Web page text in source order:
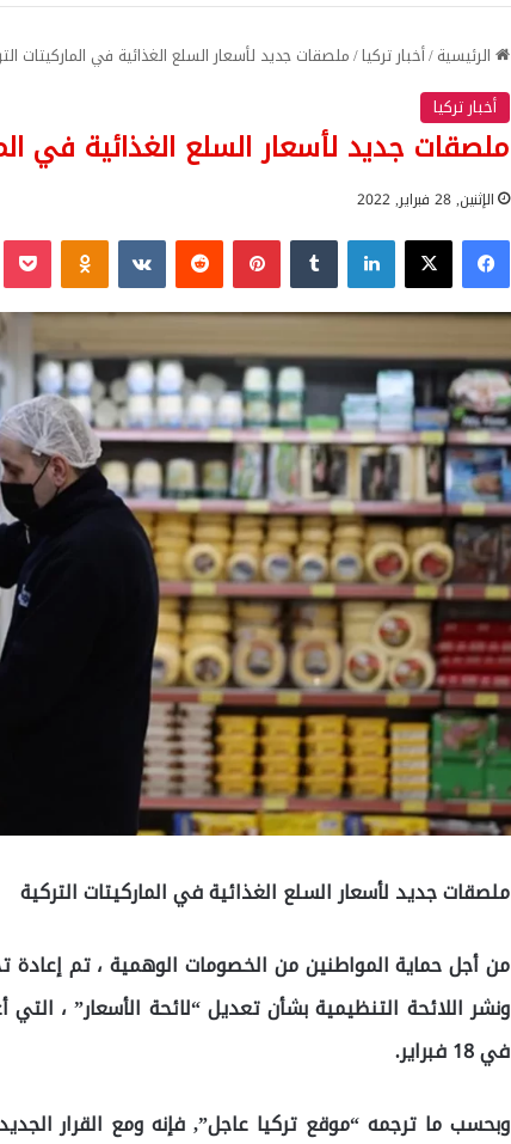
الرئيسية/أخبار تركيا/ملصقات جديد لأسعار السلع الغذائية في الماركيتات
أخبار تركيا
ملصقات جديد لأسعار السلع الغذائية في
الإثنين, 28 فبراير, 2022
فيسبوك‫X لينكدإن بينتيريست
ملصقات جديد لأسعار السلع الغذائية في الماركيتات التركية
من أجل حماية المواطنين من الخصومات الوهمية ، تم إعادة
ونشر اللائحة التنظيمية بشأن تعديل “لائحة الأسعار” ، التي
في 18 فبراير.
وبحسب ما ترجمه “موقع تركيا عاجل”, فإنه ومع القرار